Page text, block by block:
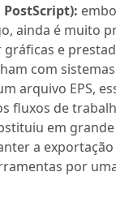
PostScript):
ainda é muito
e
com
arquivo EPS,
fluxos de
em grande
a exportação
por